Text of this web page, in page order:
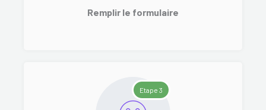
Remplir le formulaire
Etape 3